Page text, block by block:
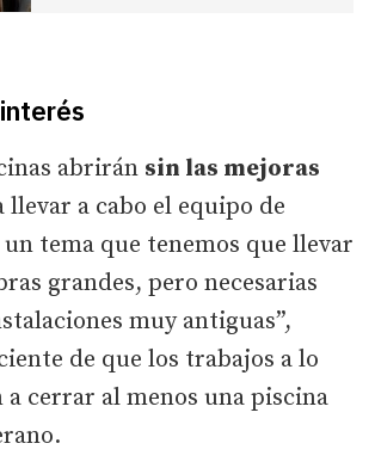
abrirán sin las mejoras
a cabo el equipo de
tema que tenemos que llevar
grandes, pero necesarias
muy antiguas”,
de que los trabajos a lo
cerrar al menos una piscina